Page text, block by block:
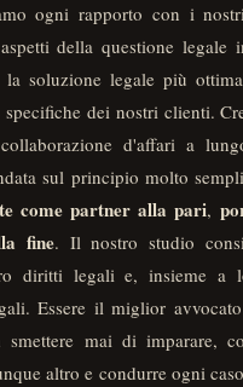
ogni rapporto con i
della questione legale
soluzione legale più
dei nostri clienti.
d'affari a
sul principio molto
come partner alla pari,
fine. Il nostro studio
diritti legali e, insieme a
Essere il miglior
mai di imparare,
altro e condurre ogni